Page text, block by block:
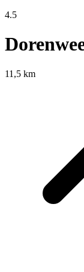
4.5
11,5 km